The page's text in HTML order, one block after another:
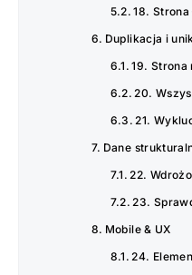
18.
Duplikacja i
19. Strona
20.
21.
Dane
22.
23.
Mobile & UX
24.